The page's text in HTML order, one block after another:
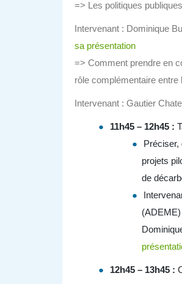
=> Les politiques
Intervenant : Dominique
sa présentation
=> Comment prendre en
rôle complémentaire entre
Intervenant : Gautier
11h45 – 12h45 :
Préciser,
projets
de
12h45 – 13h45 :